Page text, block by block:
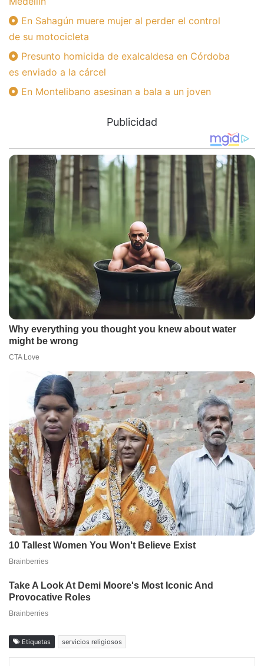
En Sahagún muere mujer al perder el control
de su motocicleta
Presunto homicida de exalcaldesa en Córdoba
es enviado a la cárcel
En Montelibano asesinan a bala a un joven
Publicidad
Etiquetas servicios religiosos